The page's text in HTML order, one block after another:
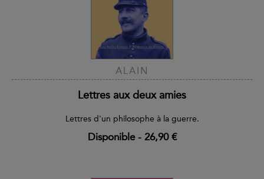
ALAIN
Lettres aux deux amies
Lettres d'un philosophe à la guerre.
Disponible- 26,90 €